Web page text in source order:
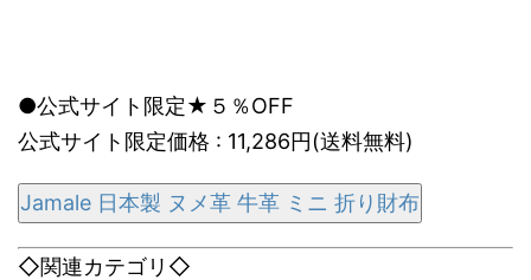
●公式サイト限定★５％OFF
公式サイト限定価格 : 11,286円(送料無料)
Jamale 日本製 ヌメ革 牛革 ミニ 折り財布
◇関連カテゴリ◇